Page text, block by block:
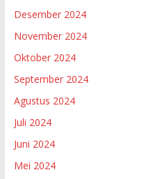
Desember 2024
November 2024
Oktober 2024
September 2024
Agustus 2024
Juli 2024
Juni 2024
Mei 2024